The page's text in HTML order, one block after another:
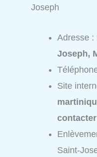
Joseph
Adresse :
Joseph,
Site
contacter
Saint-